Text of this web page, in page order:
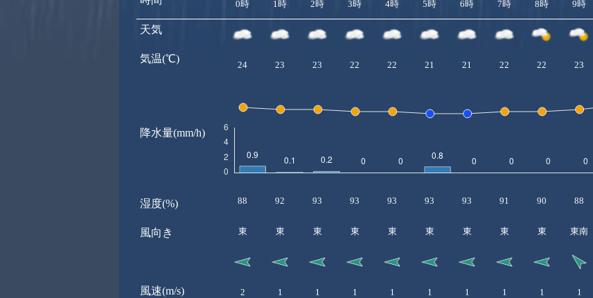
天気
気温(℃)
降水量(mm/h)
湿度(%)
風向き
風速(m/s)
0時 1時 2時 3時 4時 5時 6時 7時 8時 9時
24 23 23 22 22 21 21 22 22 23
88 92 93 93 93 93 93 91 90 88
東 東 東 東 東 東 東 東 東 東南
2 1 1 1 1 1 1 1 1 1